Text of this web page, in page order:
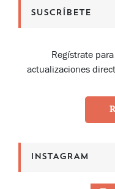
SUSCRÍBETE
Regístrate
actualizaciones
INSTAGRAM